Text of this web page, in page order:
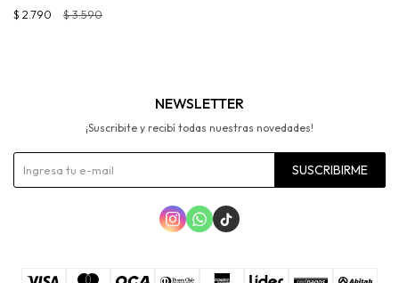
$ 2.790 $3.590
NEWSLETTER
¡Suscribite y recibí todas nuestras novedades!
SUSCRIBIRME
  